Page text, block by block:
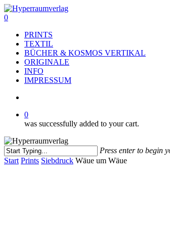
Skip
to
content
search
0
PRINTS
TEXTIL
BÜCHER & KOSMOS VERTIKAL
ORIGINALE
INFO
IMPRESSUM
0
was successfully added to your cart.
Press enter to begin
Close
Start Prints Siebdruck Wäue um Wäue